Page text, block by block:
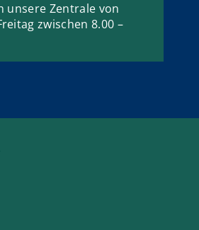
unsere Zentrale von
zwischen 8.00 –